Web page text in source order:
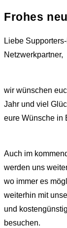
Frohes
Liebe
Netzwerkpartner,
wir wünschen
Jahr und viel
eure Wünsche in
Auch im
werden uns
wo immer es
weiterhin mit
und
besuchen.